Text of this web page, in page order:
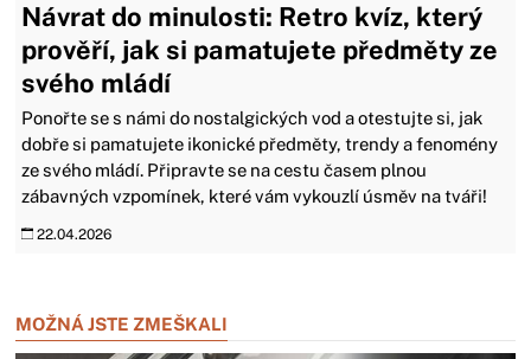
Návrat do minulosti: Retro kvíz, který
prověří, jak si pamatujete předměty ze
svého mládí
Ponořte se s námi do nostalgických vod a otestujte si, jak
dobře si pamatujete ikonické předměty, trendy a fenomény
ze svého mládí. Připravte se na cestu časem plnou
zábavných vzpomínek, které vám vykouzlí úsměv na tváři!
22.04.2026
MOŽNÁ JSTE ZMEŠKALI